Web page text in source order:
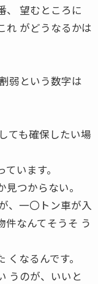
、 望むところに
れ がどうなるかは
弱という数字は
ても確保したい場
います。
つからない。
、一〇トン車が入
件なんてそうそ う
なるんです。
うのが、いいと